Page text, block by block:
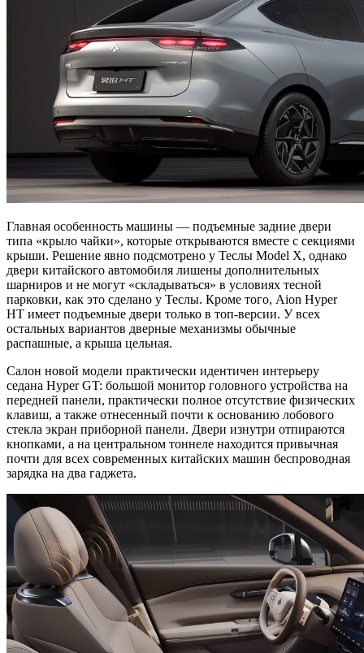
Главная особенность машины — подъемные задние двери
типа «крыло чайки», которые открываются вместе с секциями
крыши. Решение явно подсмотрено у Теслы Model X, однако
двери китайского автомобиля лишены дополнительных
шарниров и не могут «складываться» в условиях тесной
парковки, как это сделано у Теслы. Кроме того, Aion Hyper
HT имеет подъемные двери только в топ-версии. У всех
остальных вариантов дверные механизмы обычные
распашные, а крыша цельная.
Салон новой модели практически идентичен интерьеру
седана Hyper GT: большой монитор головного устройства на
передней панели, практически полное отсутствие физических
клавиш, а также отнесенный почти к основанию лобового
стекла экран приборной панели. Двери изнутри отпираются
кнопками, а на центральном тоннеле находится привычная
почти для всех современных китайских машин беспроводная
зарядка на два гаджета.